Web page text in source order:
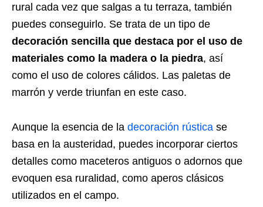
rural cada vez que salgas a tu terraza, también
puedes conseguirlo. Se trata de un tipo de
decoración sencilla que destaca por el uso de
materiales como la madera o la piedra, así
como el uso de colores cálidos. Las paletas de
marrón y verde triunfan en este caso.
Aunque la esencia de la decoración rústica se
basa en la austeridad, puedes incorporar ciertos
detalles como maceteros antiguos o adornos que
evoquen esa ruralidad, como aperos clásicos
utilizados en el campo.